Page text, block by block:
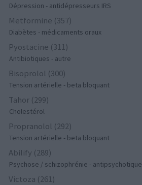
Dépression - antidépresseurs IRS
Metformine (357)
Diabètes - médicaments oraux
Pyostacine (311)
Antibiotiques - autre
Bisoprolol (300)
Tension artérielle - beta bloquant
Tahor (299)
Cholestérol
Propranolol (292)
Tension artérielle - beta bloquant
Abilify (289)
Psychose / schizophrénie - antipsychotique
Victoza (261)